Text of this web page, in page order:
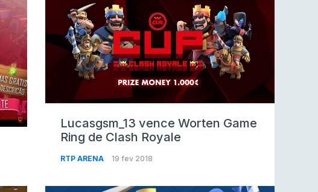
Lucasgsm_13 vence Worten Game
Ring de Clash Royale
RTP ARENA 19 fev 2018